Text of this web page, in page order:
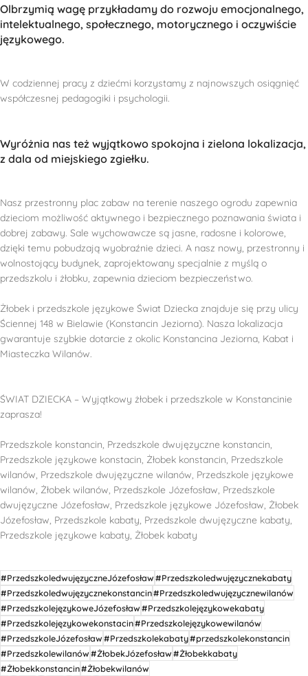
Olbrzymią wagę przykładamy do rozwoju emocjonalnego,
intelektualnego, społecznego, motorycznego i oczywiście
językowego.
W codziennej pracy z dziećmi korzystamy z najnowszych osiągnięć
współczesnej pedagogiki i psychologii.
Wyróżnia nas też wyjątkowo spokojna i zielona lokalizacja,
z dala od miejskiego zgiełku.
Nasz przestronny plac zabaw na terenie naszego ogrodu zapewnia
dzieciom możliwość aktywnego i bezpiecznego poznawania świata i
dobrej zabawy. Sale wychowawcze są jasne, radosne i kolorowe,
dzięki temu pobudzają wyobraźnie dzieci. A nasz nowy, przestronny i
wolnostojący budynek, zaprojektowany specjalnie z myślą o
przedszkolu i żłobku, zapewnia dzieciom bezpieczeństwo.
Żłobek i przedszkole językowe Świat Dziecka znajduje się przy ulicy
Ściennej 148 w Bielawie (Konstancin Jeziorna). Nasza lokalizacja
gwarantuje szybkie dotarcie z okolic Konstancina Jeziorna, Kabat i
Miasteczka Wilanów.
ŚWIAT DZIECKA – Wyjątkowy żłobek i przedszkole w Konstancinie
zaprasza!
Przedszkole konstancin, Przedszkole dwujęzyczne konstancin,
Przedszkole językowe konstacin, Żłobek konstancin, Przedszkole
wilanów, Przedszkole dwujęzyczne wilanów, Przedszkole językowe
wilanów, Żłobek wilanów, Przedszkole Józefosław, Przedszkole
dwujęzyczne Józefosław, Przedszkole językowe Józefosław, Żłobek
Józefosław, Przedszkole kabaty, Przedszkole dwujęzyczne kabaty,
Przedszkole językowe kabaty, Żłobek kabaty
#PrzedszkoledwujęzyczneJózefosław#Przedszkoledwujęzycznekabaty
#Przedszkoledwujęzycznekonstancin#Przedszkoledwujęzycznewilanów
#PrzedszkolejęzykoweJózefosław#Przedszkolejęzykowekabaty
#Przedszkolejęzykowekonstacin#Przedszkolejęzykowewilanów
#PrzedszkoleJózefosław#Przedszkolekabaty#przedszkolekonstancin
#Przedszkolewilanów#ŻłobekJózefosław#Żłobekkabaty
#Żłobekkonstancin#Żłobekwilanów